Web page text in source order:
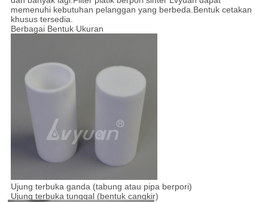
memenuhi kebutuhan pelanggan yang berbeda.Bentuk cetakan
khusus tersedia.
Berbagai Bentuk Ukuran
Ujung terbuka ganda (tabung atau pipa berpori)
Ujung terbuka tunggal (bentuk cangkir)